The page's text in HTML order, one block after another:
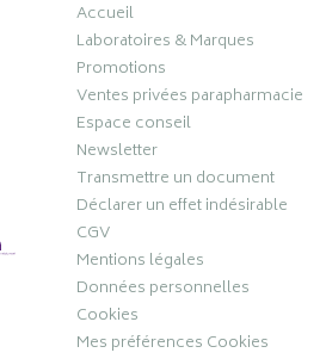
Accueil
Laboratoires & Marques
Promotions
Ventes privées parapharmacie
Espace conseil
Newsletter
Transmettre un document
Déclarer un effet indésirable
CGV
Mentions légales
Données personnelles
Cookies
Mes préférences Cookies